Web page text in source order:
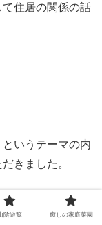
て住居の関係の話
いうテーマの内
きました。
にとって読んで
陰遊覧 癒しの家庭菜園